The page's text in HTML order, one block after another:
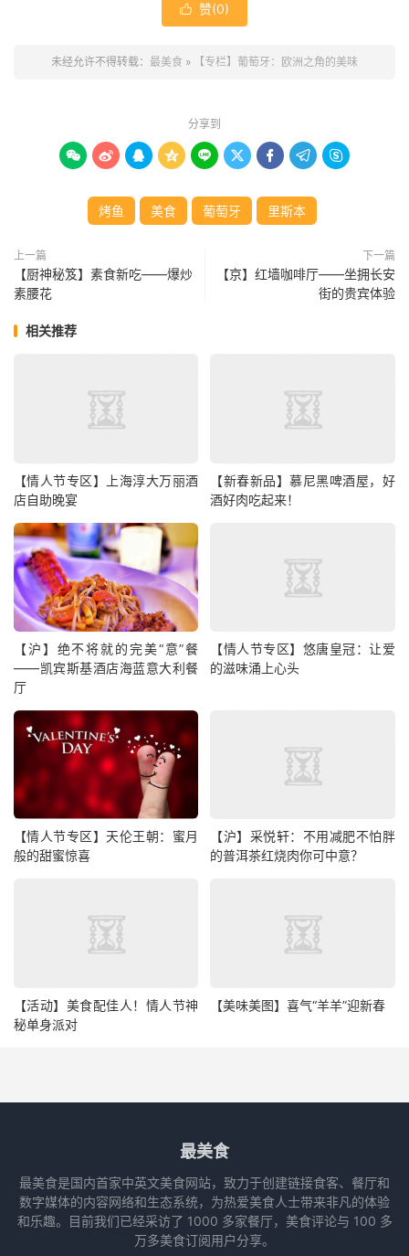
 赞(0)
未经允许不得转载： 最美食 » 【专栏】葡萄牙：欧洲之角的美味
分享到
        
烤鱼 美食 葡萄牙 里斯本
上一篇
【厨神秘笈】素食新吃——爆炒
素腰花
下一篇
【京】红墙咖啡厅——坐拥长安
街的贵宾体验
相关推荐
【情人节专区】上海淳大万丽酒
店自助晚宴
【新春新品】慕尼黑啤酒屋，好
酒好肉吃起来！
【沪】绝不将就的完美“意”餐
——凯宾斯基酒店海蓝意大利餐
厅
【情人节专区】悠唐皇冠：让爱
的滋味涌上心头
【情人节专区】天伦王朝：蜜月
般的甜蜜惊喜
【沪】采悦轩：不用减肥不怕胖
的普洱茶红烧肉你可中意？
【活动】美食配佳人！情人节神
秘单身派对
【美味美图】喜气“羊羊”迎新春
最美食
最美食是国内首家中英文美食网站，致力于创建链接食客、餐厅和
数字媒体的内容网络和生态系统，为热爱美食人士带来非凡的体验
和乐趣。目前我们已经采访了 1000 多家餐厅，美食评论与 100 多
万多美食订阅用户分享。